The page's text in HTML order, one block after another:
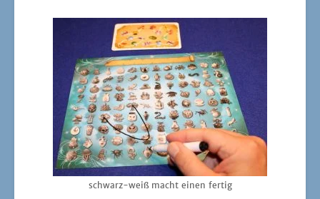
schwarz-weiß macht einen fertig